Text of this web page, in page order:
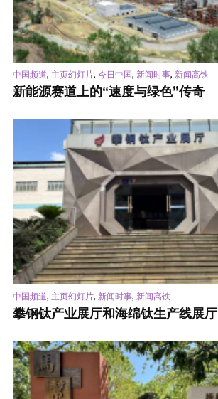
中国频道, 主页幻灯片, 今日中国, 新闻时事, 新闻高铁
新能源赛道上的“速度与绿色”传奇
中国频道, 主页幻灯片, 新闻时事, 新闻高铁
攀钢钛产业展厅和海绵钛生产线展厅